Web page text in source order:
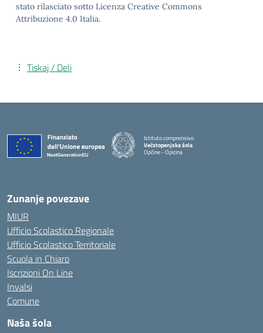
stato rilasciato sotto Licenza Creative Commons
Attribuzione 4.0 Italia.
Tiskaj / Deli
Istituto comprensivo
Večstopenjska šola
Opčine - Opicina
Zunanje povezave
MIUR
Ufficio Scolastico Regionale
Ufficio Scolastico Territoriale
Scuola in Chiaro
Iscrizioni On Line
Invalsi
Comune
Naša šola